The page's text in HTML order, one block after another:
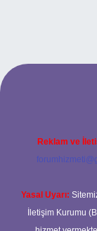
Reklam ve
Yasal Uyarı:
İletişim Kurumu